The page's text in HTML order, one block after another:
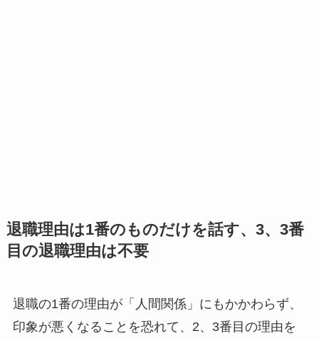
退職理由は1番のものだけを話す、3、3番
目の退職理由は不要
退職の1番の理由が「人間関係」にもかかわらず、
印象が悪くなることを恐れて、2、3番目の理由を